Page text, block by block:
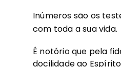
Inúmeros são os
com toda a sua vida.
É notório que pela
docilidade ao